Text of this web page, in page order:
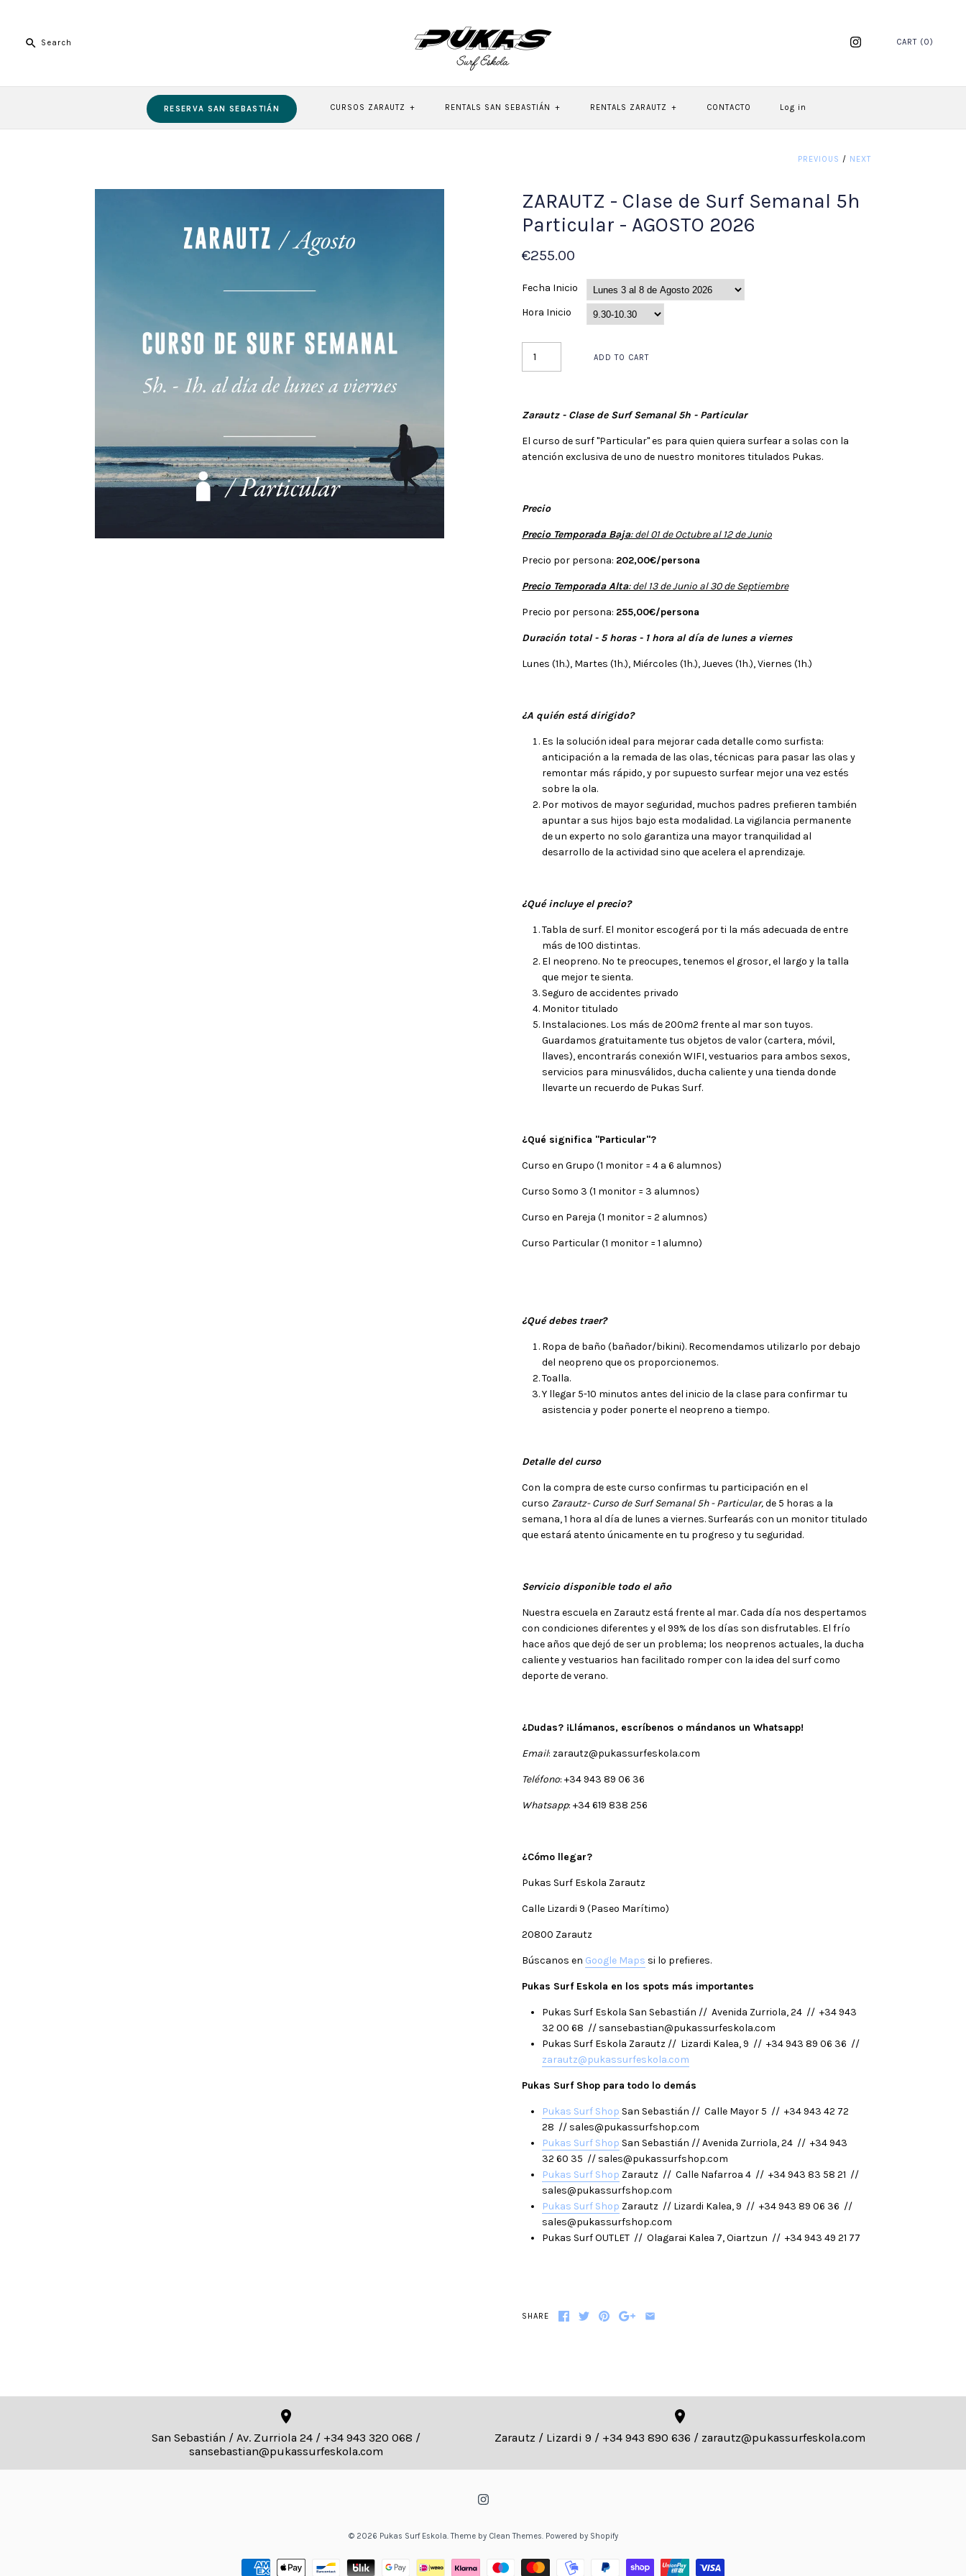
CART (0)
RESERVA SAN SEBASTIÁN CURSOS ZARAUTZ + RENTALS SAN SEBASTIÁN + RENTALS ZARAUTZ + CONTACTO Log in
PREVIOUS / NEXT
ZARAUTZ - Clase de Surf Semanal 5h
Particular - AGOSTO 2026
€255.00
Fecha Inicio
Hora Inicio
Zarautz - Clase de Surf Semanal 5h - Particular
El curso de surf "Particular" es para quien quiera surfear a solas con la
atención exclusiva de uno de nuestro monitores titulados Pukas.
Precio
Precio Temporada Baja: del 01 de Octubre al 12 de Junio
Precio por persona: 202,00€/persona
Precio Temporada Alta: del 13 de Junio al 30 de Septiembre
Precio por persona: 255,00€/persona
Duración total - 5 horas - 1 hora al día de lunes a viernes
Lunes (1h.), Martes (1h.), Miércoles (1h.), Jueves (1h.), Viernes (1h.)
¿A quién está dirigido?
Es la solución ideal para mejorar cada detalle como surfista:
anticipación a la remada de las olas, técnicas para pasar las olas y
remontar más rápido, y por supuesto surfear mejor una vez estés
sobre la ola.
Por motivos de mayor seguridad, muchos padres prefieren también
apuntar a sus hijos bajo esta modalidad. La vigilancia permanente
de un experto no solo garantiza una mayor tranquilidad al
desarrollo de la actividad sino que acelera el aprendizaje.
¿Qué incluye el precio?
Tabla de surf. El monitor escogerá por ti la más adecuada de entre
más de 100 distintas.
El neopreno. No te preocupes, tenemos el grosor, el largo y la talla
que mejor te sienta.
Seguro de accidentes privado
Monitor titulado
Instalaciones. Los más de 200m2 frente al mar son tuyos.
Guardamos gratuitamente tus objetos de valor (cartera, móvil,
llaves), encontrarás conexión WIFI, vestuarios para ambos sexos,
servicios para minusválidos, ducha caliente y una tienda donde
llevarte un recuerdo de Pukas Surf.
¿Qué significa "Particular"?
Curso en Grupo (1 monitor = 4 a 6 alumnos)
Curso Somo 3 (1 monitor = 3 alumnos)
Curso en Pareja (1 monitor = 2 alumnos)
Curso Particular (1 monitor = 1 alumno)
¿Qué debes traer?
Ropa de baño (bañador/bikini). Recomendamos utilizarlo por debajo
del neopreno que os proporcionemos.
Toalla.
Y llegar 5-10 minutos antes del inicio de la clase para confirmar tu
asistencia y poder ponerte el neopreno a tiempo.
Detalle del curso
Con la compra de este curso confirmas tu participación en el
curso Zarautz- Curso de Surf Semanal 5h - Particular,de 5 horas a la
semana, 1 hora al día de lunes a viernes. Surfearás con un monitor titulado
que estará atento únicamente en tu progreso y tu seguridad.
Servicio disponible todo el año
Nuestra escuela en Zarautz está frente al mar. Cada día nos despertamos
con condiciones diferentes y el 99% de los días son disfrutables. El frío
hace años que dejó de ser un problema; los neoprenos actuales, la ducha
caliente y vestuarios han facilitado romper con la idea del surf como
deporte de verano.
¿Dudas? ¡Llámanos, escríbenos o mándanos un Whatsapp!
Email: zarautz@pukassurfeskola.com
Teléfono: +34 943 89 06 36
Whatsapp: +34 619 838 256
¿Cómo llegar?
Pukas Surf Eskola Zarautz
Calle Lizardi 9 (Paseo Marítimo)
20800 Zarautz
Búscanos en Google Maps si lo prefieres.
Pukas Surf Eskola en los spots más importantes
Pukas Surf Eskola San Sebastián // Avenida Zurriola, 24 // +34 943
32 00 68 // sansebastian@pukassurfeskola.com
Pukas Surf Eskola Zarautz // Lizardi Kalea, 9 // +34 943 89 06 36 //
zarautz@pukassurfeskola.com
Pukas Surf Shop para todo lo demás
Pukas Surf Shop San Sebastián // Calle Mayor 5 // +34 943 42 72
28 // sales@pukassurfshop.com
Pukas Surf Shop San Sebastián // Avenida Zurriola, 24 // +34 943
32 60 35 // sales@pukassurfshop.com
Pukas Surf Shop Zarautz // Calle Nafarroa 4 // +34 943 83 58 21 //
sales@pukassurfshop.com
Pukas Surf Shop Zarautz // Lizardi Kalea, 9 // +34 943 89 06 36 //
sales@pukassurfshop.com
Pukas Surf OUTLET // Olagarai Kalea 7, Oiartzun // +34 943 49 21 77
SHARE
San Sebastián / Av. Zurriola 24 / +34 943 320 068 /
sansebastian@pukassurfeskola.com
Zarautz / Lizardi 9 / +34 943 890 636 / zarautz@pukassurfeskola.com
© 2026 Pukas Surf Eskola.Theme by Clean Themes. Powered by Shopify